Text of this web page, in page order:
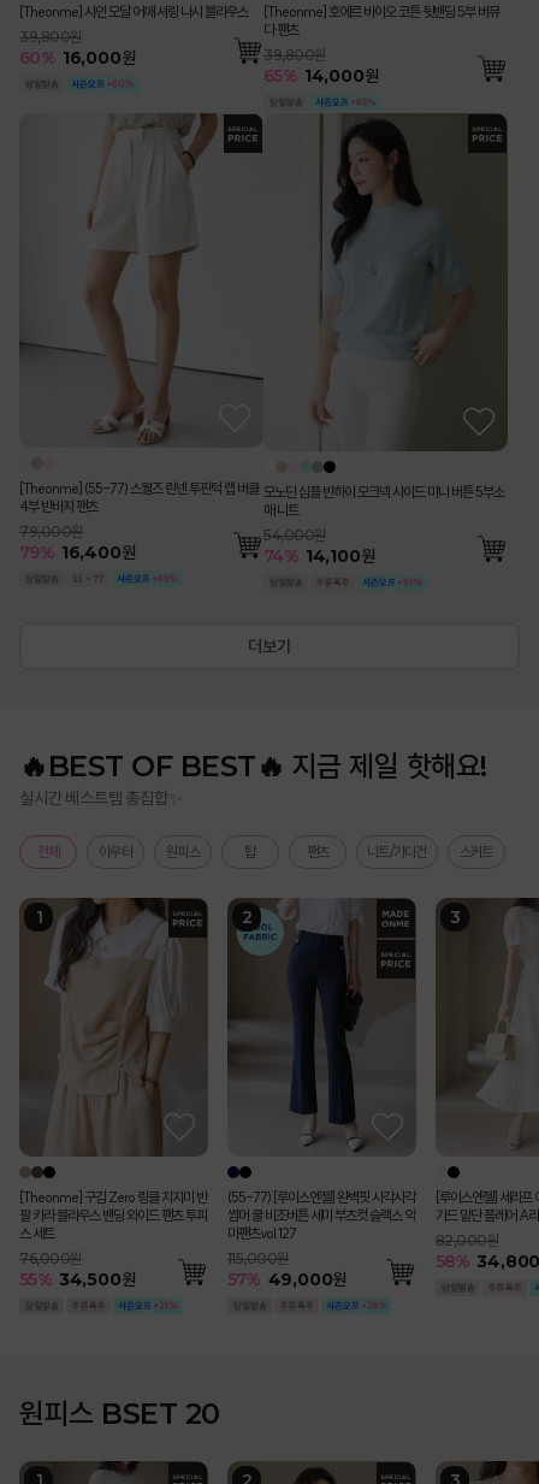
[Theonme] 샤인 모달 어깨 셔링 나시 블라우스
39,800원
60% 16,000원
[Theonme] 호에르 바이오 코튼 뒷밴딩 5부 버뮤
다 팬츠
39,800원
65% 14,000원
[Theonme] (55-77) 스웰즈 린넨 투핀턱 랩 버클
4부 반바지 팬츠
79,000원
79% 16,400원
모노딘 심플 반하이 모크넥 사이드 미니 버튼 5부소
매 니트
54,000원
74% 14,100원
더보기
🔥BEST OF BEST🔥 지금 제일 핫해요!
실시간 베스트템 총집합✨
전체 아우터 원피스 탑 팬츠 니트/가디건 스커트
[Theonme] 구김 Zero 링클 지지미 반
팔 카라 블라우스 밴딩 와이드 팬츠 투피
스 세트
76,000원
55% 34,500원
(55-77) [루이스엔젤] 완벽핏 사각사각
썸머 쿨 비조버튼 세미 부츠컷 슬랙스 악
마팬츠vol.127
115,000원
57% 49,000원
[루이스엔젤] 세라프
가드 밑단 플레어 A
82,000원
58%
원피스 BSET 20